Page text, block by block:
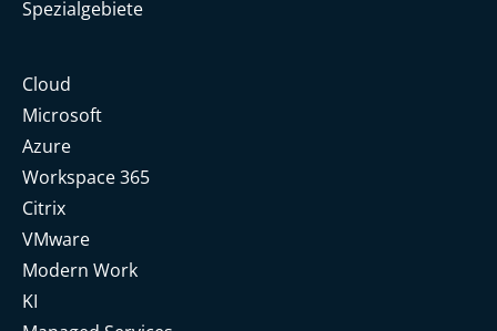
Spezialgebiete
Cloud
Microsoft
Azure
Workspace 365
Citrix
VMware
Modern Work
KI